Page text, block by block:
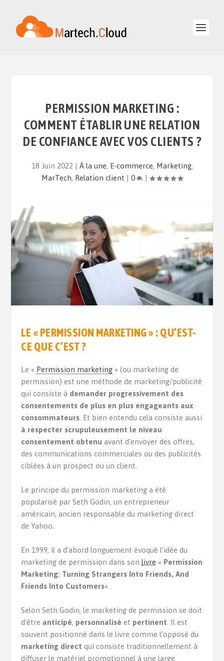
PERMISSION MARKETING :
COMMENT ÉTABLIR UNE RELATION
DE CONFIANCE AVEC VOS CLIENTS ?
18 Juin 2022 | À la une, E-commerce, Marketing,
MarTech, Relation client | 0 |
LE « PERMISSION MARKETING » : QU’EST-
CE QUE C’EST ?
Le « Permission marketing » (ou marketing de
permission) est une méthode de marketing/publicité
qui consiste à demander progressivement des
consentements de plus en plus engageants aux
consommateurs . Et bien entendu cela consiste aussi
à respecter scrupuleusement le niveau
consentement obtenu avant d’envoyer des offres,
des communications commerciales ou des publicités
ciblées à un prospect ou un client.
Le principe du permission marketing a été
popularisé par Seth Godin, un entrepreneur
américain, ancien responsable du marketing direct
de Yahoo.
En 1999, il a d’abord longuement évoqué l’idée du
marketing de permission dans sonlivre « Permission
Marketing: Turning Strangers Into Friends, And
Friends Into Customers« .
Selon Seth Godin, le marketing de permission se doit
d’être anticipé, personnalisé et pertinent . Il est
souvent positionné dans le livre comme l’opposé du
marketing direct qui consiste traditionnellement à
diffuser le matériel promotionnel à une large